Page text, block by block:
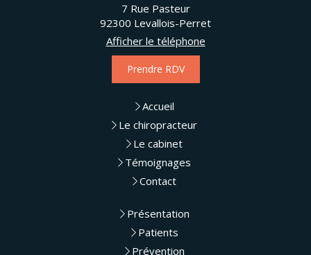
7 Rue Pasteur
92300 Levallois-Perret
Afficher le téléphone
Prendre RDV
Accueil
Le chiropracteur
Le cabinet
Témoignages
Contact
Présentation
Patients
Prévention